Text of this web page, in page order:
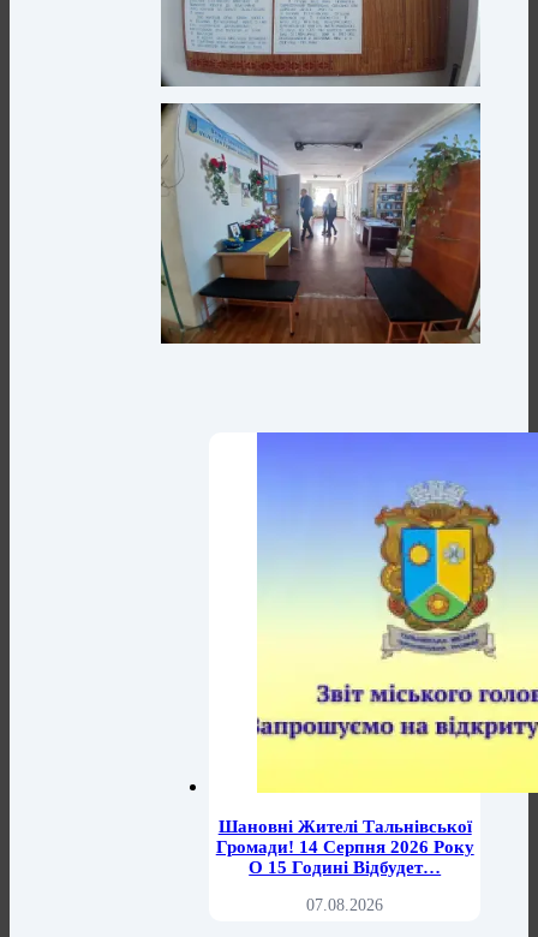
Шановні Жителі Тальнівської
Громади! 14 Серпня 2026 Року
О 15 Годині Відбудет…
07.08.2026